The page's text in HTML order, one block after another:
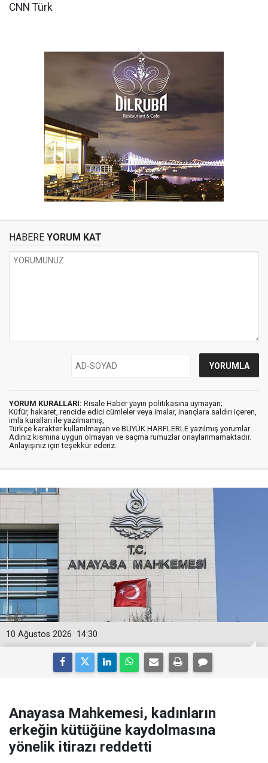
CNN Türk
HABERE YORUM KAT
YORUM KURALLARI: Risale Haber yayın politikasına uymayan;
Küfür, hakaret, rencide edici cümleler veya imalar, inançlara saldırı içeren,
imla kuralları ile yazılmamış,
Türkçe karakter kullanılmayan ve BÜYÜK HARFLERLE yazılmış yorumlar
Adınız kısmına uygun olmayan ve saçma rumuzlar onaylanmamaktadır.
Anlayışınız için teşekkür ederiz.
14:30
10 Ağustos 2026
Anayasa Mahkemesi, kadınların
erkeğin kütüğüne kaydolmasına
yönelik itirazı reddetti